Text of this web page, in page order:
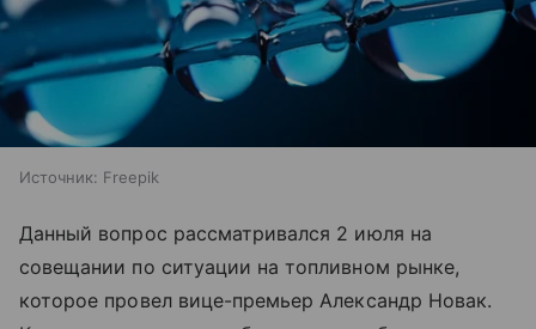
Источник: Freepik
Данный вопрос рассматривался 2 июля на
совещании по ситуации на топливном рынке,
которое провел вице-премьер Александр Новак.